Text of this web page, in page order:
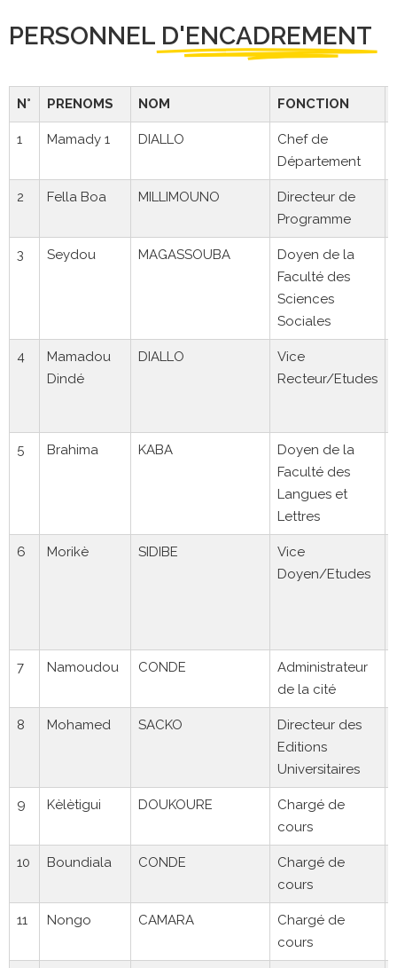
PERSONNEL D'ENCADREMENT
N° PRENOMS NOM FONCTION
1 Mamady 1 DIALLO
Chef de
Département
2 Fella Boa MILLIMOUNO
Directeur de
Programme
3 Seydou MAGASSOUBA
Doyen de la
Faculté des
Sciences
Sociales
4
Mamadou
Dindé
DIALLO
Vice
Recteur/Etudes
5 Brahima KABA
Doyen de la
Faculté des
Langues et
Lettres
6 Morikè SIDIBE
Vice
Doyen/Etudes
7 Namoudou CONDE
Administrateur
de la cité
8 Mohamed SACKO
Directeur des
Editions
Universitaires
9 Kèlètigui DOUKOURE
Chargé de
cours
10 Boundiala CONDE
Chargé de
cours
11 Nongo CAMARA
Chargé de
cours